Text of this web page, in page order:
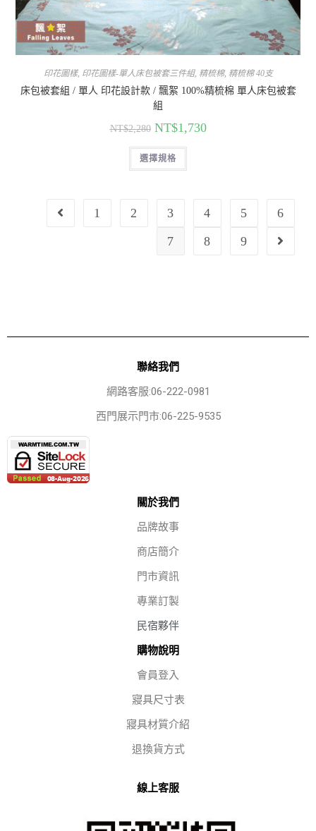
印花圖樣, 印花圖樣-單人床包被套三件組, 精梳棉, 精梳棉 40支
床包被套組 / 單人 印花設計款 / 飄絮 100%精梳棉 單人床包被套
組
NT$2,280 NT$1,730
選擇規格
1 2 3 4 5
6
7
8 9
聯絡我們
網路客服:06-222-0981
西門展示門市:06-225-9535
關於我們
品牌故事
商店簡介
門市資訊
專業訂製
民宿夥伴
購物說明
會員登入
寢具尺寸表
寢具材質介紹
退換貨方式
線上客服